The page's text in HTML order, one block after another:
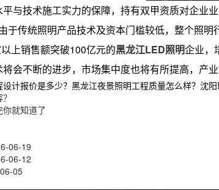
与技术施工实力的保障，持有双甲资质对企
于传统照明产品技术及资本门槛较低，整个照
上销售额突破100亿元的黑龙江LED照明企业，
会不断的进步，市场集中度也将有所提高，产
计报价是多少？黑龙江夜景照明工程质量怎么样？
就知道了
06-19
06-12
05